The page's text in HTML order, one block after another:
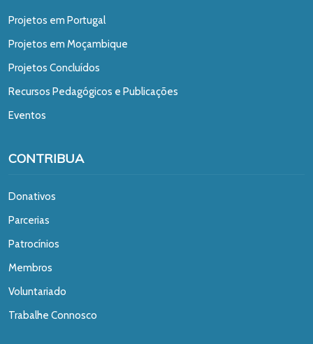
Projetos em Portugal
Projetos em Moçambique
Projetos Concluídos
Recursos Pedagógicos e Publicações
Eventos
CONTRIBUA
Donativos
Parcerias
Patrocínios
Membros
Voluntariado
Trabalhe Connosco